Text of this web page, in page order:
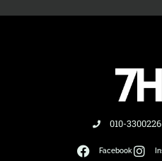
010-3300226
Facebook